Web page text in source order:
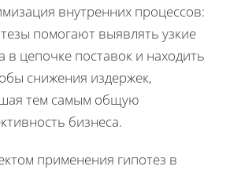
внутренних процессов:
помогают выявлять узкие
в цепочке поставок и находить
снижения издержек,
тем самым общую
бизнеса.
применения гипотез в